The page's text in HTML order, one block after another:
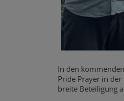
In den
Pride Prayer in
breite Beteiligung